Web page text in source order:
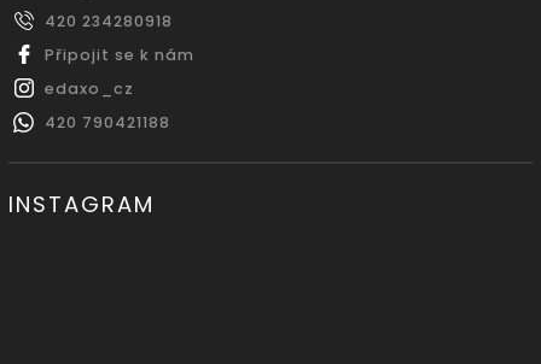
420 234280918
Připojit se k nám
edaxo_cz
420 790421188
INSTAGRAM